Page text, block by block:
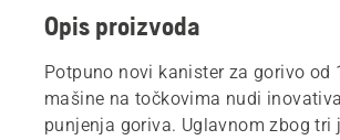
Opis proizvoda
Potpuno novi kanister za gorivo od
mašine na točkovima nudi
punjenja goriva. Uglavnom zbog tri